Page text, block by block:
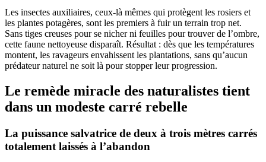
Les insectes auxiliaires, ceux-là mêmes qui protègent les rosiers et
les plantes potagères, sont les premiers à fuir un terrain trop net.
Sans tiges creuses pour se nicher ni feuilles pour trouver de l’ombre,
cette faune nettoyeuse disparaît. Résultat : dès que les températures
montent, les ravageurs envahissent les plantations, sans qu’aucun
prédateur naturel ne soit là pour stopper leur progression.
Le remède miracle des naturalistes tient
dans un modeste carré rebelle
La puissance salvatrice de deux à trois mètres carrés
totalement laissés à l’abandon